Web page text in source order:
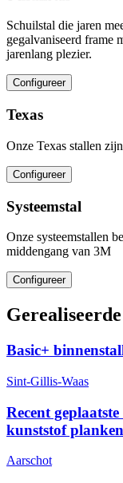
Schuilstal die jaren
gegalvaniseerd frame
jarenlang plezier.
Configureer
Texas
Onze Texas stallen
Configureer
Systeemstal
Onze systeemstallen
middengang van 3M
Configureer
Basic+
Sint-Gillis-Waas
Recent
kunststof planken
Aarschot